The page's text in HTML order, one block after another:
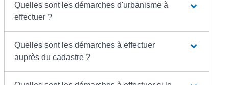
Quelles sont les démarches d'urbanisme à
effectuer ?
Quelles sont les démarches à effectuer
auprès du cadastre ?